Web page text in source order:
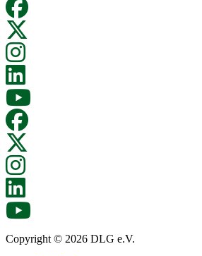
Copyright © 2026 DLG e.V.